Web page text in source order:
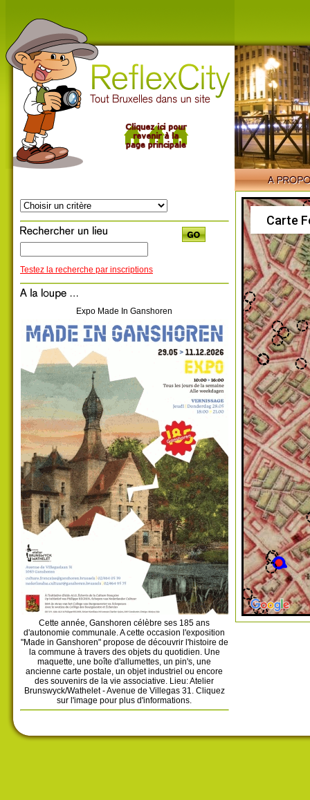
Testez la recherche par inscriptions
Expo Made In Ganshoren
Cette année, Ganshoren célèbre ses 185 ans
d'autonomie communale. A cette occasion l'exposition
"Made in Ganshoren" propose de découvrir l'histoire de
la commune à travers des objets du quotidien. Une
maquette, une boîte d'allumettes, un pin's, une
ancienne carte postale, un objet industriel ou encore
des souvenirs de la vie associative. Lieu: Atelier
Brunswyck/Wathelet - Avenue de Villegas 31. Cliquez
sur l'image pour plus d'informations.
Carte